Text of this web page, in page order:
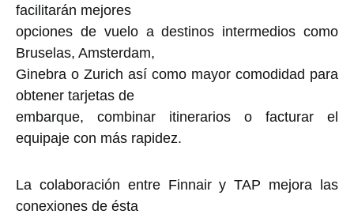
facilitarán mejores
opciones de vuelo a destinos intermedios como
Bruselas, Amsterdam,
Ginebra o Zurich así como mayor comodidad para
obtener tarjetas de
embarque, combinar itinerarios o facturar el
equipaje con más rapidez.
La colaboración entre Finnair y TAP mejora las
conexiones de ésta